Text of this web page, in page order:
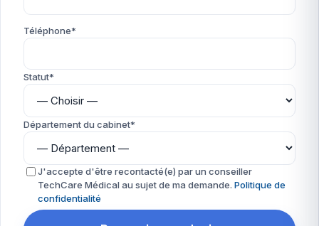
Téléphone*
Statut*
Département du cabinet*
J'accepte d'être recontacté(e) par un conseiller
TechCare Médical au sujet de ma demande. Politique de
confidentialité